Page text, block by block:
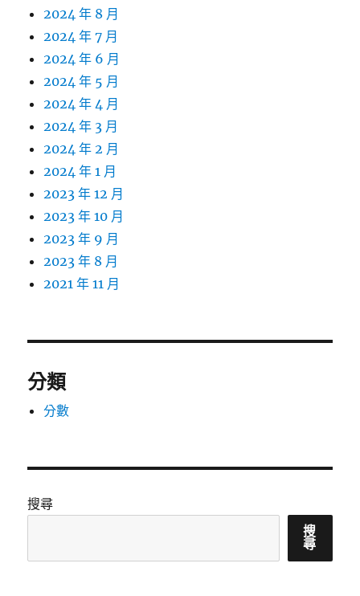
2024 年 8 月
2024 年 7 月
2024 年 6 月
2024 年 5 月
2024 年 4 月
2024 年 3 月
2024 年 2 月
2024 年 1 月
2023 年 12 月
2023 年 10 月
2023 年 9 月
2023 年 8 月
2021 年 11 月
分類
分數
搜尋
搜
尋